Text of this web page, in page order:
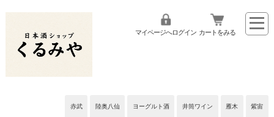
赤武 陸奥八仙 ヨーグルト酒 井筒ワイン 雁木 紫宙
マイページへログイン カートをみる